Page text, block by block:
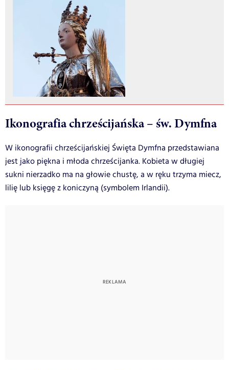
Ikonografia chrześcijańska – św. Dymfna
W ikonografii chrześcijańskiej Święta Dymfna przedstawiana
jest jako piękna i młoda chrześcijanka. Kobieta w długiej
sukni nierzadko ma na głowie chustę, a w ręku trzyma miecz,
lilię lub księgę z koniczyną (symbolem Irlandii).